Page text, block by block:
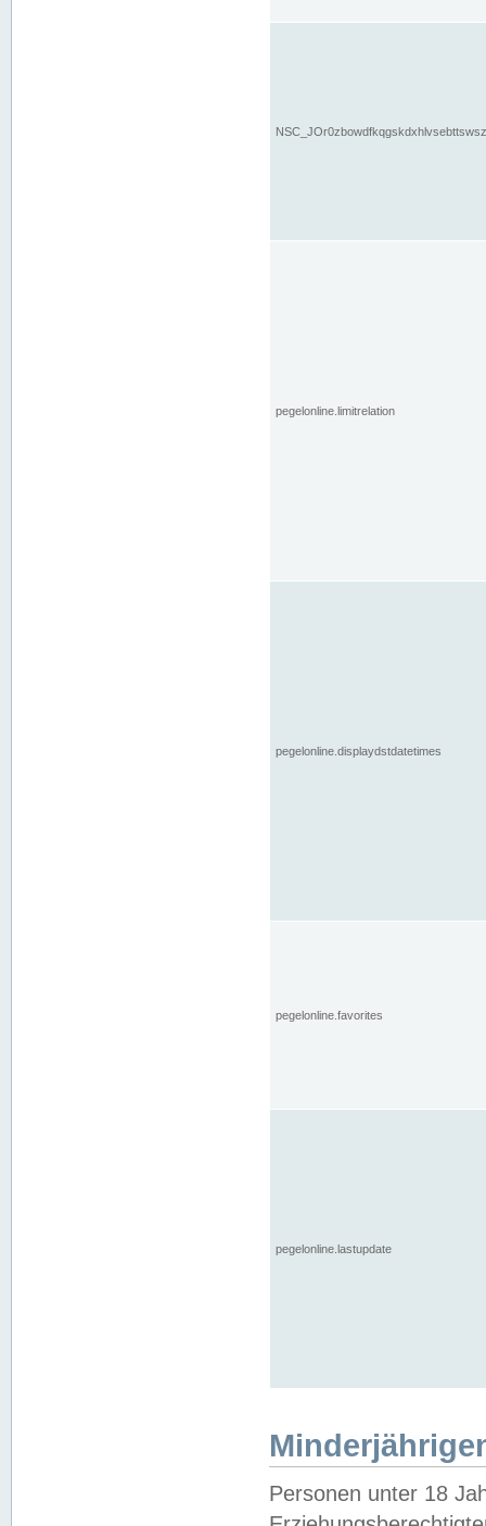
pegelonline.limitrelation
pegelonline.displaydstdatetimes
pegelonline.favorites
pegelonline.lastupdate
Personen unter 18